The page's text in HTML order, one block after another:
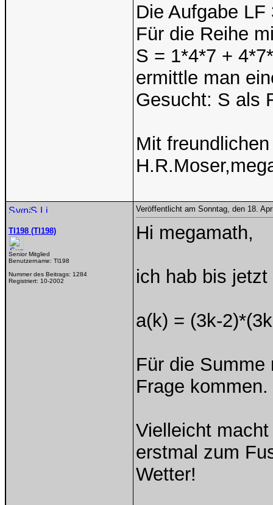
Die Aufgabe
Für die Reihe
S = 1*4*7 +
ermittle man
Gesucht: S als
Mit
Tl198 (Tl198)
Senior Mitglied
Benutzername: Tl198
Nummer des Beitrags: 1284
Registriert: 10-2002
Veröffentlicht am Sonntag, den 18.
Hi megamath,
ich hab bis
a(k) = (3k-
Für die
Frage kommen.
Vielleicht
erstmal zum
Wetter!